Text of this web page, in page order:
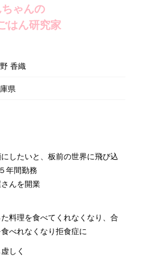
ゃんの
はん研究家
香織
県
したいと、板前の世界に飛び込
年間勤務
んを開業
料理を食べてくれなくなり、合
べれなくなり拒食症に
しく